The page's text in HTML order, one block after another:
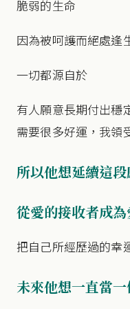
脆弱的生命
因為被呵護而絕處逢
一切都源自於
有人願意長期付出穩
需要很多好運，我領
所以他想延續這
從愛的接收者成
把自己所經歷過的幸
未來他想一直當